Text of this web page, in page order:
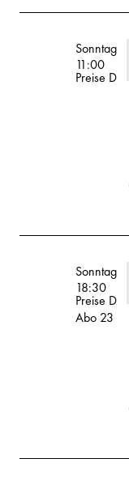
Volksoper
Sonntag
11:00
Preise D
Volksoper
Sonntag
18:30
Preise D
Abo 23